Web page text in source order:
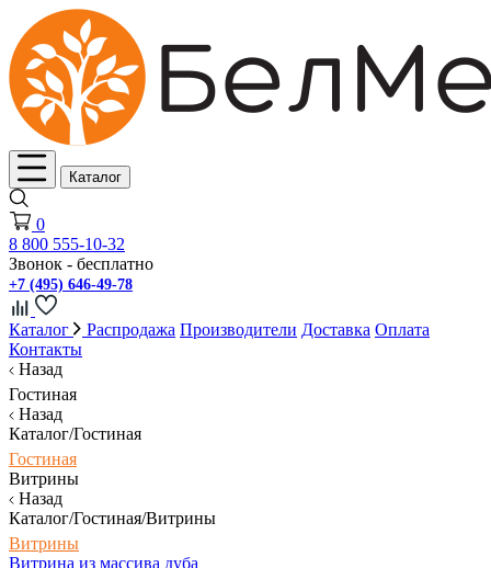
Каталог
0
8 800 555-10-32
Звонок - бесплатно
+7 (495) 646-49-78
Каталог Распродажа Производители Доставка Оплата
Контакты
Назад
Гостиная
Назад
Каталог/Гостиная
Гостиная
Витрины
Назад
Каталог/Гостиная/Витрины
Витрины
Витрина из массива дуба